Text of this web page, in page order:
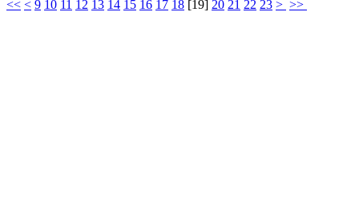
<< < 9 10 11 12 13 14 15 16 17 18 [19] 20 21 22 23 > >>